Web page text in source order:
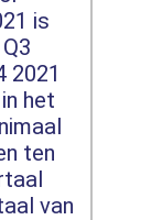
is
2021
het
ten
van